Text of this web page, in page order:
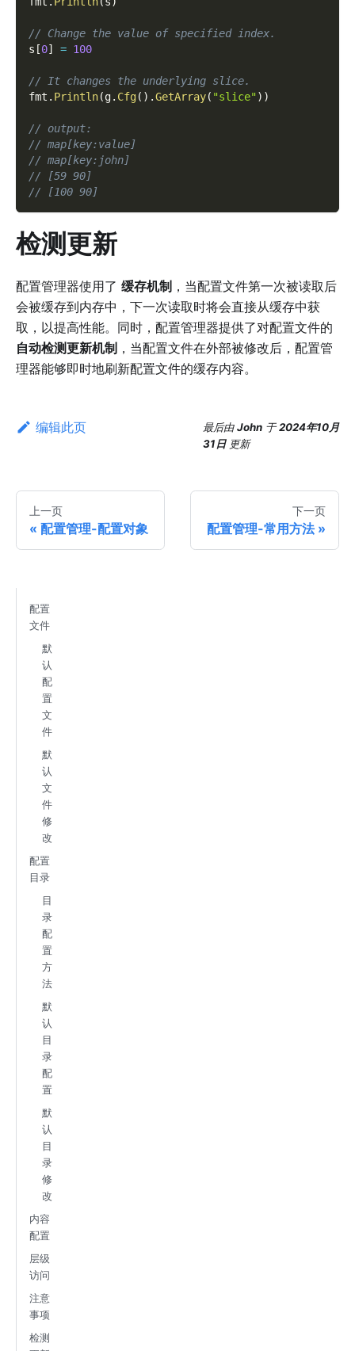
// Change the value of specified index.
s [0] = 100
// It changes the underlying slice.
fmt . Println(g. Cfg( ) .GetArray( "slice") )
// output:
// map[key:value]
// map[key:john]
// [59 90]
// [100 90]
检测更新
配置管理器使用了 缓存机制 ，当配置文件第一次被读取后
会被缓存到内存中，下一次读取时将会直接从缓存中获
取，以提高性能。同时，配置管理器提供了对配置文件的
自动检测更新机制 ，当配置文件在外部被修改后，配置管
理器能够即时地刷新配置文件的缓存内容。
编辑此页 最后由John 于2024年10月
31日 更新
上一页
配置管理-配置对象
下一页
配置管理-常用方法
配置
文件
默
认
配
置
文
件
默
认
文
件
修
改
配置
目录
目
录
配
置
方
法
默
认
目
录
配
置
默
认
目
录
修
改
内容
配置
层级
访问
注意
事项
检测